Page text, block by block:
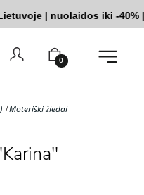
| nuolaidos iki -40%| |
0
Moteriški žiedai